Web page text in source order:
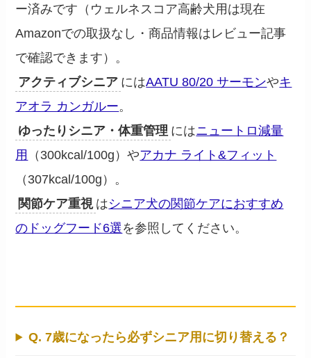
ー済みです（ウェルネスコア高齢犬用は現在
Amazonでの取扱なし・商品情報はレビュー記事
で確認できます）。
アクティブシニア にはAATU 80/20 サーモンやキ
アオラ カンガルー。
ゆったりシニア・体重管理 にはニュートロ減量
用
（300kcal/100g）やアカナ ライト&フィット
（307kcal/100g）。
関節ケア重視 はシニア犬の関節ケアにおすすめ
のドッグフード6選 を参照してください。
Q. 7歳になったら必ずシニア用に切り替える？